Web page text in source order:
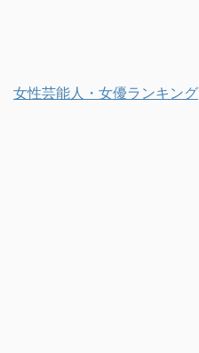
女性芸能人・女優ランキング